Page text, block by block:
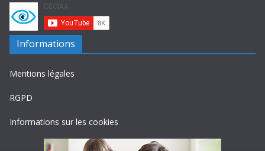
Informations
Mentions légales
RGPD
Informations sur les cookies